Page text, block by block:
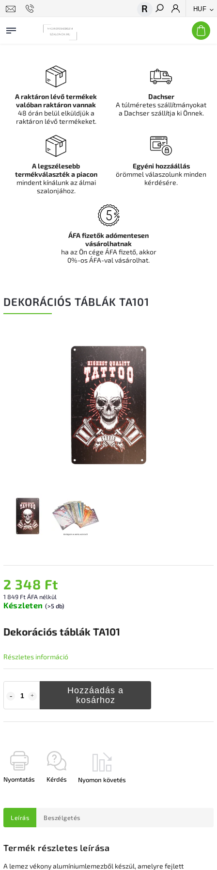
HUF
Keresés
DEKORÁCIÓS TÁBLÁK TA101
2 348 Ft
1 849 Ft ÁFA nélkül
Készleten (>5 db)
Hozzáadás a
kosárhoz
Dekorációs táblák TA101
Részletes információ
Nyomtatás Kérdés Nyomon követés
A raktáron lévő termékek
valóban raktáron vannak
48 órán belül elküldjük a
raktáron lévő termékeket.
Dachser
A túlméretes szállítmányokat
a Dachser szállítja ki Önnek.
A legszélesebb
termékválaszték a piacon
mindent kínálunk az álmai
szalonjához.
Egyéni hozzáállás
örömmel válaszolunk minden
kérdésére.
ÁFA fizetők adómentesen
vásárolhatnak
ha az Ön cége ÁFA fizető, akkor
0%-os ÁFA-val vásárolhat.
Leírás Beszélgetés
Termék részletes leírása
A lemez vékony alumíniumlemezből készül, amelyre fejlett